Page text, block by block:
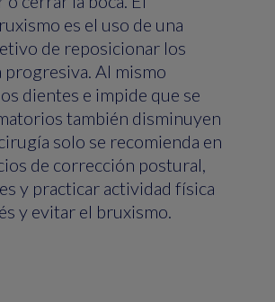
es el uso de una
de reposicionar los
progresiva. Al mismo
dientes e impide que se
también disminuyen
solo se recomienda en
de corrección postural,
y practicar actividad física
y evitar el bruxismo.